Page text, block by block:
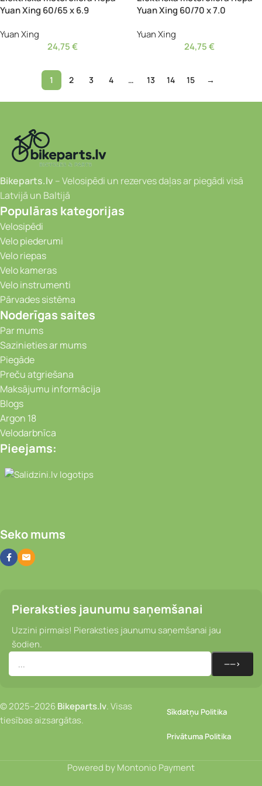
Yuan Xing 60/65 x 6.9
Yuan Xing
24,75€
Yuan Xing 60/70 x 7.0
Yuan Xing
24,75€
1 2 3 4 … 13 14 15 →
Bikeparts.lv – Velosipēdi un rezerves daļas ar piegādi visā
Latvijā un Baltijā
Populāras kategorijas
Velosipēdi
Velo piederumi
Velo riepas
Velo kameras
Velo instrumenti
Pārvades sistēma
Noderīgas saites
Par mums
Sazinieties ar mums
Piegāde
Preču atgriešana
Maksājumu informācija
Blogs
Argon 18
Velodarbnīca
Pieejams:
Video novērošanas kameras, Portatīvie
Seko mums
Pieraksties jaunumu saņemšanai
Uzzini pirmais! Pieraksties jaunumu saņemšanai jau
šodien.
© 2025–2026Bikeparts.lv. Visas
tiesības aizsargātas.
Sīkdatņu Politika
Privātuma Politika
Powered by Montonio Payment